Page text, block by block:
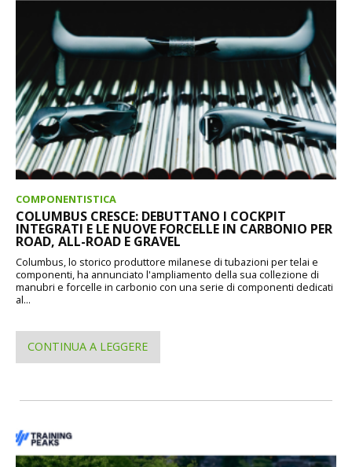
COMPONENTISTICA
COLUMBUS CRESCE: DEBUTTANO I COCKPIT
INTEGRATI E LE NUOVE FORCELLE IN CARBONIO PER
ROAD, ALL-ROAD E GRAVEL
Columbus, lo storico produttore milanese di tubazioni per telai e
componenti, ha annunciato l'ampliamento della sua collezione di
manubri e forcelle in carbonio con una serie di componenti dedicati
al...
CONTINUA A LEGGERE